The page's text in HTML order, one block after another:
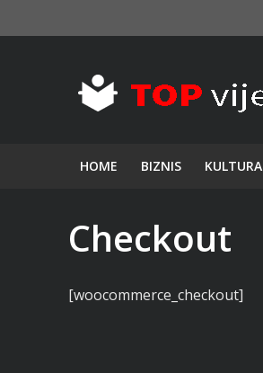
HOME BIZNIS KULTURA
Checkout
[woocommerce_checkout]